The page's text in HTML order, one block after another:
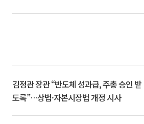
김정관 장관 “반도체 성과급, 주총 승인 받
도록”…상법·자본시장법 개정 시사